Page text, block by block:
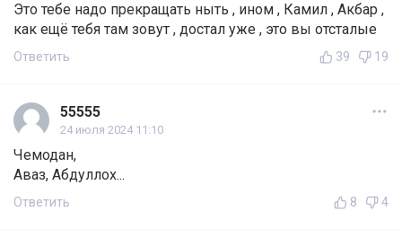
Это тебе надо прекращать ныть , ином , Камил , Акбар ,
как ещё тебя там зовут , достал уже , это вы отсталые
Ответить 39 19
55555
24 июля 2024 11:10
Чемодан,
Аваз, Абдуллох...
Ответить 8 4